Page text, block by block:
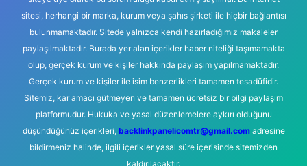
sitesi, herhangi bir marka, kurum veya şahıs şirketi ile hiçbir bağlantısı
bulunmamaktadır. Sitede yalnızca kendi hazırladığımız makaleler
paylaşılmaktadır. Burada yer alan içerikler haber niteliği taşımamakta
olup, gerçek kurum ve kişiler hakkında paylaşım yapılmamaktadır.
Gerçek kurum ve kişiler ile isim benzerlikleri tamamen tesadüfidir.
Sitemiz, kar amacı gütmeyen ve tamamen ücretsiz bir bilgi paylaşım
platformudur. Hukuka ve yasal düzenlemelere aykırı olduğunu
düşündüğünüz içerikleri, backlinkpanelicomtr@gmail.comadresine
bildirmeniz halinde, ilgili içerikler yasal süre içerisinde sitemizden
kaldırılacaktır.